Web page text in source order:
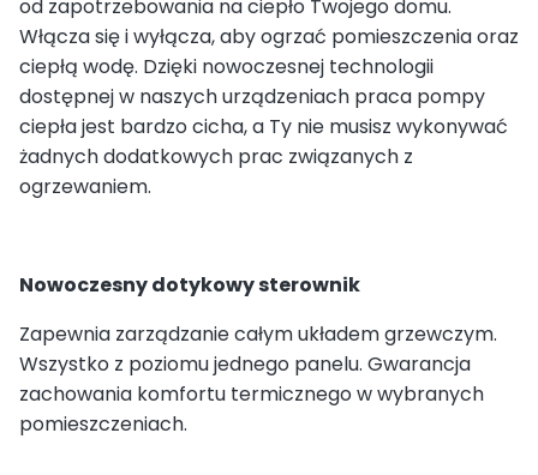
od zapotrzebowania na ciepło Twojego domu.
Włącza się i wyłącza, aby ogrzać pomieszczenia oraz
ciepłą wodę. Dzięki nowoczesnej technologii
dostępnej w naszych urządzeniach praca pompy
ciepła jest bardzo cicha, a Ty nie musisz wykonywać
żadnych dodatkowych prac związanych z
ogrzewaniem.
Nowoczesny dotykowy sterownik
Zapewnia zarządzanie całym układem grzewczym.
Wszystko z poziomu jednego panelu. Gwarancja
zachowania komfortu termicznego w wybranych
pomieszczeniach.